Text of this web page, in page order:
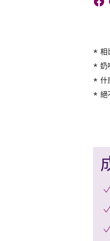
相
奶
什
絕